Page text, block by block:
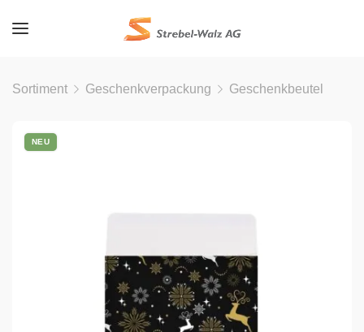
Sortiment Geschenkverpackung Geschenkbeutel
NEU